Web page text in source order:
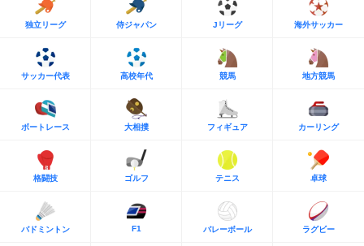
独立リーグ 侍ジャパン Jリーグ 海外サッカー
サッカー代表 高校年代 競馬 地方競馬
ボートレース 大相撲 フィギュア カーリング
格闘技 ゴルフ テニス 卓球
バドミントン F1 バレーボール ラグビー